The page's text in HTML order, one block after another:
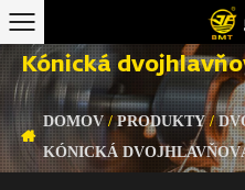
Kónická
DOMOV/PRODUKTY/
KÓNICKÁ